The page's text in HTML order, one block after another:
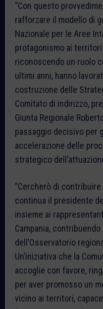
“Con questo
rafforzare il modello di
Nazionale per le Aree
protagonismo ai territori
riconoscendo un ruolo
ultimi anni, hanno
costruzione delle
Comitato di indirizzo,
Giunta Regionale
passaggio decisivo per
accelerazione delle
strategico
“Cercherò di
continua il presidente
insieme ai
Campania,
dell’Osservatorio
Un’iniziativa che la
accoglie con favore,
per aver promosso un
vicino ai territori,